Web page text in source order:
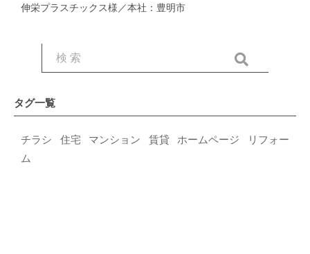
伸栄プラスチックス様／本社：豊明市
タグ一覧
チラシ 住宅 マンション 賃貸 ホームページ
リフォー
ム